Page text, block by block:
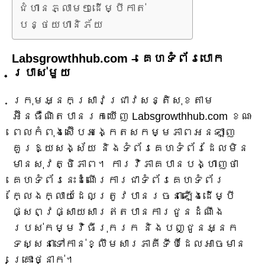
ជំហានភ្លាមៗដើម្បីកាត់
បន្ថយហានិភ័យ
Labsgrowthhub.com – គេហទំព័រ​បោក
ប្រាស់​មួយ
ក្រុមអ្នកស្រាវជ្រាវសន្តិសុខតាម
អ៊ីនធឺណិតបានរកឃើញ Labsgrowthhub.com ខណៈ
ពេលកំពុងស៊ើបអង្កេតសកម្មភាពអនឡាញ
គួរឱ្យសង្ស័យ និងទំព័រគេហទំព័រដែលមិន
មានសុវត្ថិភាព។ ការវិភាគបានបង្ហាញថា
គេហទំព័រនេះដំណើរការជាទំព័រគេហទំព័រ
ក្លែងក្លាយដែលត្រូវបានរចនាឡើងដើម្បី
ផ្សព្វផ្សាយសារឥតបានការជូនដំណឹង
របស់កម្មវិធីរុករក និងបញ្ជូនអ្នក
ទស្សនាទៅកាន់ខ្លឹមសារភាគីទីបីដែលអាចមាន
គ្រោះថ្នាក់។